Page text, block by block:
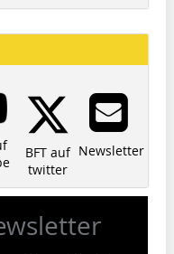
BFT auf
twitter
Newsletter